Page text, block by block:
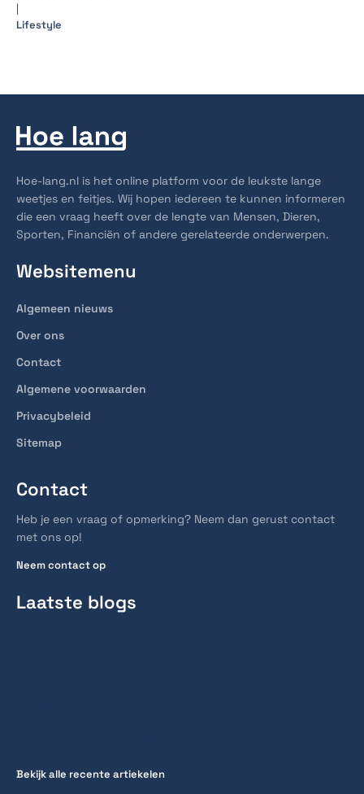
|
Lifestyle
Hoe-lang.nl is het online platform voor de leukste lange
weetjes en feitjes. Wij hopen iedereen te kunnen informeren
die een vraag heeft over de lengte van Mensen, Dieren,
Sporten, Financiën of andere gerelateerde onderwerpen.
Websitemenu
Algemeen nieuws
Over ons
Contact
Algemene voorwaarden
Privacybeleid
Sitemap
Contact
Heb je een vraag of opmerking? Neem dan gerust contact
met ons op!
Neem contact op
Laatste blogs
Bekijk alle recente artiekelen